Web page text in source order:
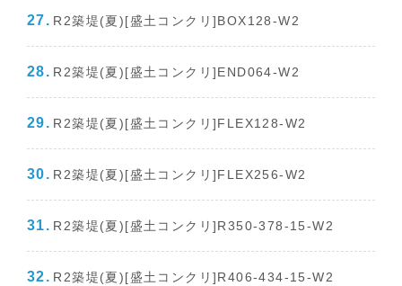
R2築堤(夏)[盛土コンクリ]BOX128-W2
R2築堤(夏)[盛土コンクリ]END064-W2
R2築堤(夏)[盛土コンクリ]FLEX128-W2
R2築堤(夏)[盛土コンクリ]FLEX256-W2
R2築堤(夏)[盛土コンクリ]R350-378-15-W2
R2築堤(夏)[盛土コンクリ]R406-434-15-W2